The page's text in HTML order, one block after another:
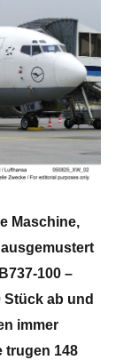
zurück
Maschine,
100 –
Stück ab und
immer
trugen 148